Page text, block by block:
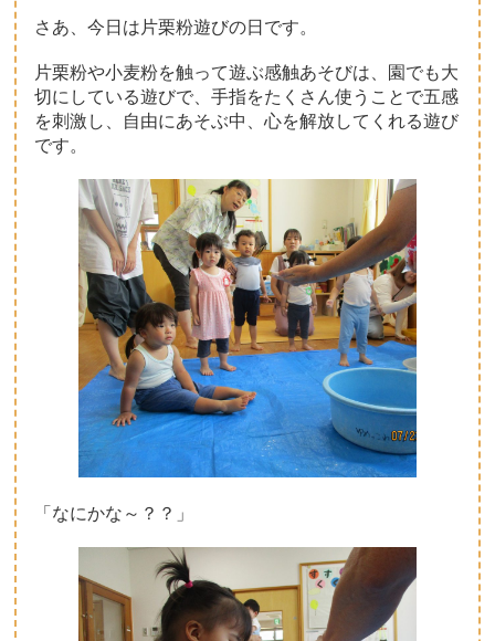
さあ、今日は片栗粉遊びの日です。
片栗粉や小麦粉を触って遊ぶ感触あそびは、園でも大
切にしている遊びで、手指をたくさん使うことで五感
を刺激し、自由にあそぶ中、心を解放してくれる遊び
です。
「なにかな～？？」